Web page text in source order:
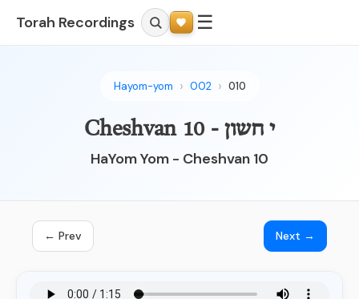
Torah Recordings ☰
Hayom-yom 002 010
י חשון - Cheshvan 10
HaYom Yom - Cheshvan 10
← Prev Next →